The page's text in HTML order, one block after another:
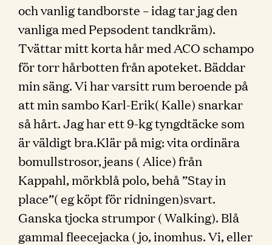
och vanlig tandborste – idag tar jag den
vanliga med Pepsodent tandkräm).
Tvättar mitt korta hår med ACO schampo
för torr hårbotten från apoteket. Bäddar
min säng. Vi har varsitt rum beroende på
att min sambo Karl-Erik( Kalle) snarkar
så hårt. Jag har ett 9-kg tyngdtäcke som
är väldigt bra.Klär på mig: vita ordinära
bomullstrosor, jeans ( Alice) från
Kappahl, mörkblå polo, behå ”Stay in
place”( eg köpt för ridningen)svart.
Ganska tjocka strumpor ( Walking). Blå
gammal fleecejacka ( jo, inomhus. Vi, eller